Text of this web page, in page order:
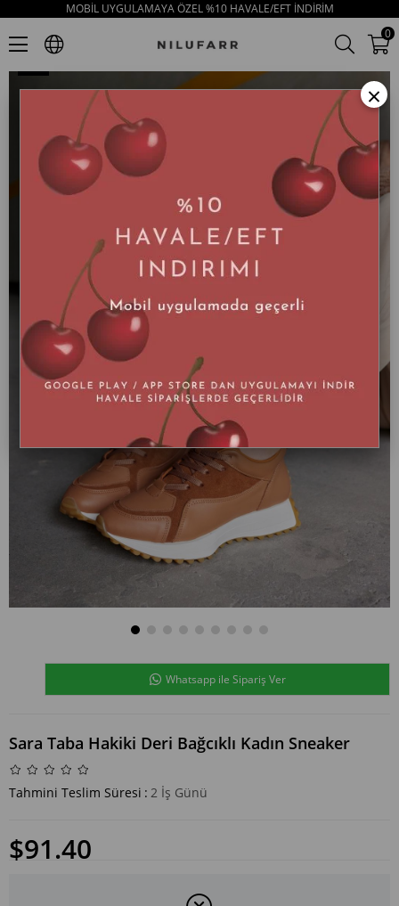
MOBİL UYGULAMAYA ÖZEL %10 HAVALE/EFT İNDİRİM
0
Sara Taba Hakiki Deri Bağcıklı Kadın Sneaker
Whatsapp ile Sipariş Ver
Sara Taba Hakiki Deri Bağcıklı Kadın Sneaker
Tahmini Teslim Süresi : 2 İş Günü
$91.40
×